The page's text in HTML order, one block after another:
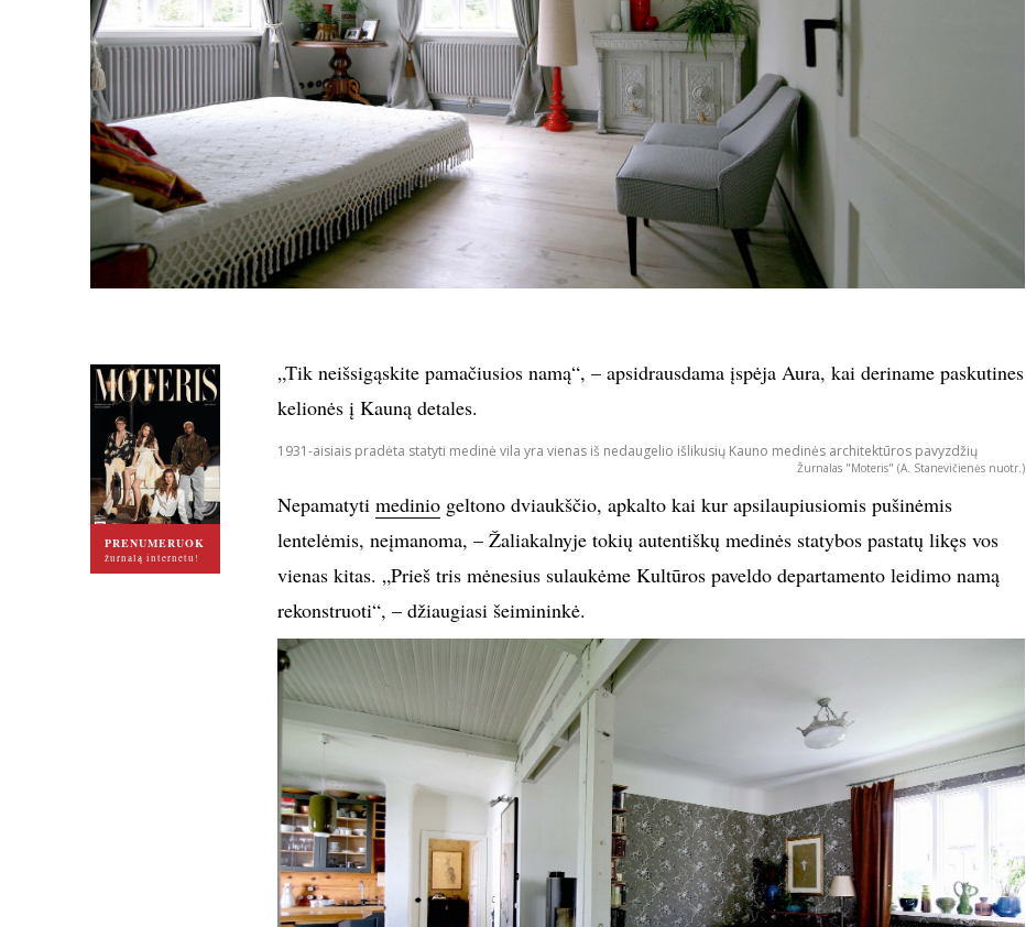
PRENUMERUOK
žurnalą internetu!
„Tik neišsigąskite pamačiusios namą“, – apsidrausdama įspėja Aura, kai deriname paskutines
kelionės į Kauną detales.
1931-aisiais pradėta statyti medinė vila yra vienas iš nedaugelio išlikusių Kauno medinės architektūros pavyzdžių
Žurnalas "Moteris" (A. Stanevičienės nuotr.)
Nepamatyti mediniogeltono dviaukščio, apkalto kai kur apsilaupiusiomis pušinėmis
lentelėmis, neįmanoma, – Žaliakalnyje tokių autentiškų medinės statybos pastatų likęs vos
vienas kitas. „Prieš tris mėnesius sulaukėme Kultūros paveldo departamento leidimo namą
rekonstruoti“, – džiaugiasi šeimininkė.